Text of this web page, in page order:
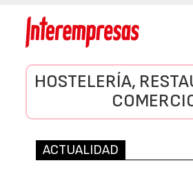
HOSTELERÍA,
ACTUALIDAD